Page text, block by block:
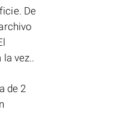
De
vez..
de 2